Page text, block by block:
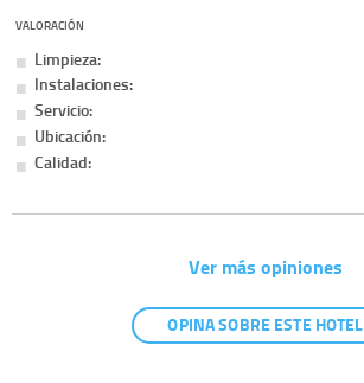
VALORACIÓN
Limpieza:
Instalaciones:
Servicio:
Ubicación:
Calidad:
Ver más opiniones
OPINA SOBRE ESTE HOTEL